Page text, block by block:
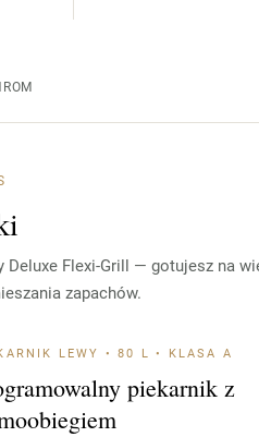
Flexi-Grill — gotujesz na
zapachów.
LEWY • 80 L • KLASA A
piekarnik z